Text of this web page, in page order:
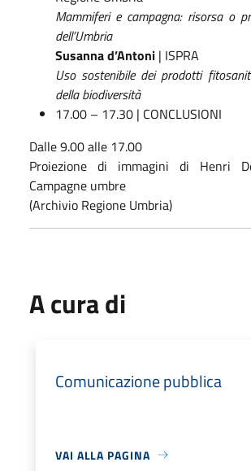
Mammiferi e campagna: risorsa o
dell’Umbria
Susanna d’Antoni | ISPRA
Uso sostenibile dei prodotti
della biodiversità
17.00 – 17.30 | CONCLUSIONI
Dalle 9.00 alle 17.00
Proiezione di immagini di Henri
Campagne umbre
(Archivio Regione Umbria)
A cura di
Comunicazione pubblica
VAI ALLA PAGINA